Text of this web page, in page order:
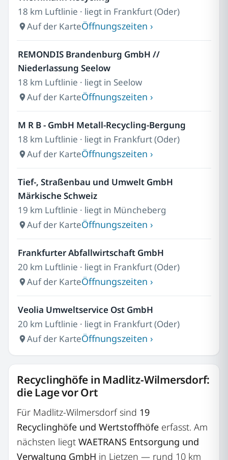
18 km Luftlinie · liegt in Frankfurt (Oder)
Auf der KarteÖffnungszeiten ›
REMONDIS Brandenburg GmbH //
Niederlassung Seelow
18 km Luftlinie · liegt in Seelow
Auf der KarteÖffnungszeiten ›
M R B - GmbH Metall-Recycling-Bergung
18 km Luftlinie · liegt in Frankfurt (Oder)
Auf der KarteÖffnungszeiten ›
Tief-, Straßenbau und Umwelt GmbH
Märkische Schweiz
19 km Luftlinie · liegt in Müncheberg
Auf der KarteÖffnungszeiten ›
Frankfurter Abfallwirtschaft GmbH
20 km Luftlinie · liegt in Frankfurt (Oder)
Auf der KarteÖffnungszeiten ›
Veolia Umweltservice Ost GmbH
20 km Luftlinie · liegt in Frankfurt (Oder)
Auf der KarteÖffnungszeiten ›
Recyclinghöfe in Madlitz-Wilmersdorf:
die Lage vor Ort
Für Madlitz-Wilmersdorf sind 19
Recyclinghöfe und Wertstoffhöfe erfasst. Am
nächsten liegt WAETRANS Entsorgung und
Verwaltung GmbH in Lietzen — rund 10 km